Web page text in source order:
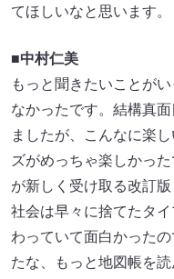
てほしいなと思います。
■中村仁美
もっと聞きたいことが
なかったです。結構真
ましたが、こんなに楽
ズがめっちゃ楽しかっ
が新しく受け取る改訂
社会は早々に捨てたタ
わっていて面白かった
たな、もっと地図帳を